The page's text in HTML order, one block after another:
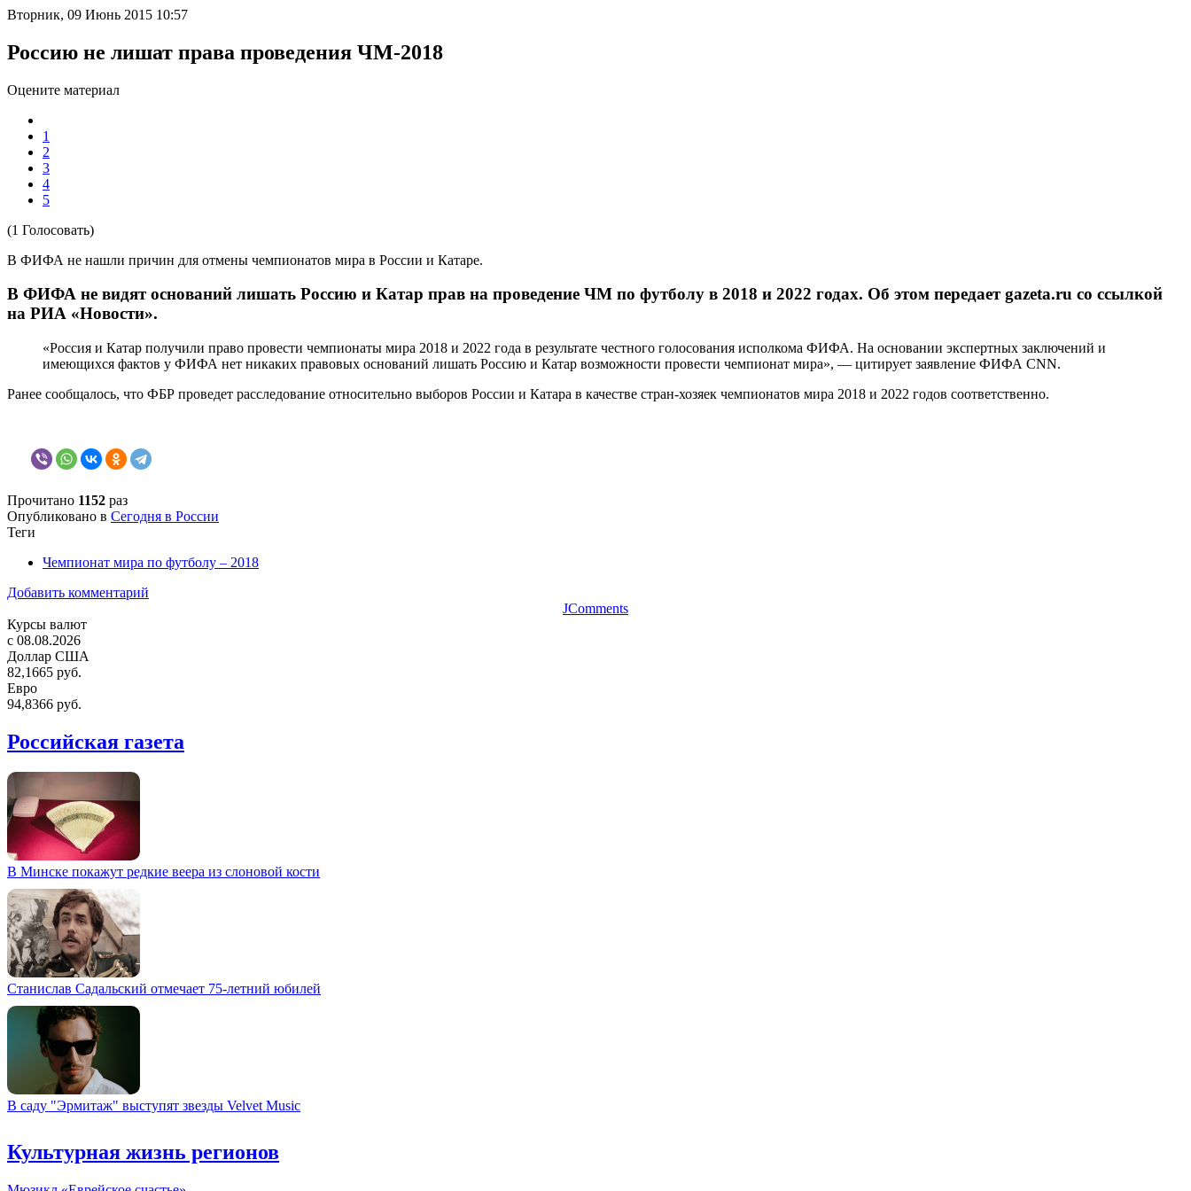
Вторник, 09 Июнь 2015 10:57
Россию не лишат права проведения ЧМ-2018
Оцените материал
1
2
3
4
5
(1 Голосовать)
В ФИФА не нашли причин для отмены чемпионатов мира в России и Катаре.
В ФИФА не видят оснований лишать Россию и Катар прав на проведение ЧМ по футболу в 2018 и 2022 годах. Об этом передает gazeta.ru со ссылкой
на РИА «Новости».
«Россия и Катар получили право провести чемпионаты мира 2018 и 2022 года в результате честного голосования исполкома ФИФА. На основании экспертных заключений и
имеющихся фактов у ФИФА нет никаких правовых оснований лишать Россию и Катар возможности провести чемпионат мира», — цитирует заявление ФИФА CNN.
Ранее сообщалось, что ФБР проведет расследование относительно выборов России и Катара в качестве стран-хозяек чемпионатов мира 2018 и 2022 годов соответственно.
Прочитано 1152 раз
Опубликовано в Сегодня в России
Теги
Чемпионат мира по футболу – 2018
Добавить комментарий
JComments
Курсы валют
c 08.08.2026
Доллар США
82,1665 руб.
Евро
94,8366 руб.
Российская газета
В Минске покажут редкие веера из слоновой кости
Станислав Садальский отмечает 75-летний юбилей
В саду "Эрмитаж" выступят звезды Velvet Music
Культурная жизнь регионов